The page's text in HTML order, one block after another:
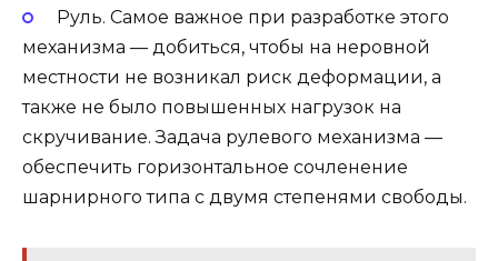
Руль. Самое важное при разработке этого
механизма — добиться, чтобы на неровной
местности не возникал риск деформации, а
также не было повышенных нагрузок на
скручивание. Задача рулевого механизма —
обеспечить горизонтальное сочленение
шарнирного типа с двумя степенями свободы.